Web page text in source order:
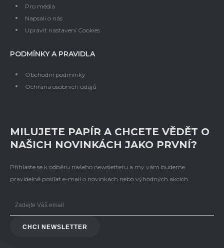
Pro média
Napsali o nás
Upravit nastavení Cookies
PODMÍNKY A PRAVIDLA
Obchodní podmínky
Ochrana osobních údajů
MILUJETE PAPÍR A CHCETE VĚDĚT O
NAŠICH NOVINKÁCH JAKO PRVNÍ?
Přihlaste se k odběru našeho newsletteru a my vám budeme
pravidelně posílat e-mail o novinkách nebo výhodných akcích.
CHCI NEWSLETTER